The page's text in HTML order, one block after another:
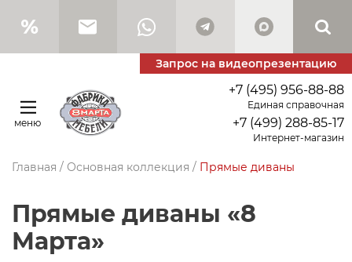
Запрос на видеопрезентацию
меню
+7 (495) 956-88-88
Единая справочная
+7 (499) 288-85-17
Интернет-магазин
Главная / Основная коллекция / Прямые диваны
Прямые диваны «8
Марта»